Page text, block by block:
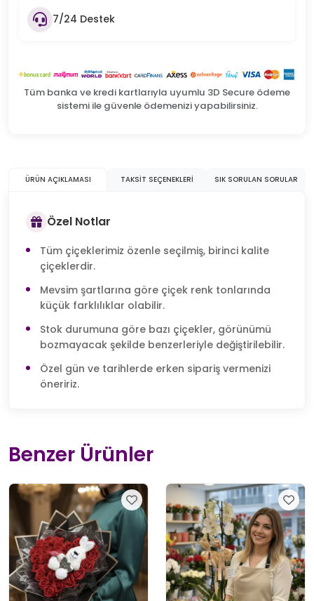
7/24 Destek
Tüm banka ve kredi kartlarıyla uyumlu 3D Secure ödeme
sistemi ile güvenle ödemenizi yapabilirsiniz.
ÜRÜN AÇIKLAMASI TAKSIT SEÇENEKLERI SIK SORULAN SORULAR
Özel Notlar
Tüm çiçeklerimiz özenle seçilmiş, birinci kalite
çiçeklerdir.
Mevsim şartlarına göre çiçek renk tonlarında
küçük farklılıklar olabilir.
Stok durumuna göre bazı çiçekler, görünümü
bozmayacak şekilde benzerleriyle değiştirilebilir.
Özel gün ve tarihlerde erken sipariş vermenizi
öneririz.
Benzer Ürünler